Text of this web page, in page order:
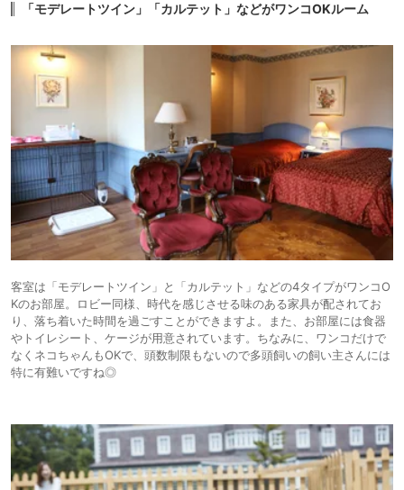
「モデレートツイン」「カルテット」などがワンコOKルーム
客室は「モデレートツイン」と「カルテット」などの4タイプがワンコO
Kのお部屋。ロビー同様、時代を感じさせる味のある家具が配されてお
り、落ち着いた時間を過ごすことができますよ。また、お部屋には食器
やトイレシート、ケージが用意されています。ちなみに、ワンコだけで
なくネコちゃんもOKで、頭数制限もないので多頭飼いの飼い主さんには
特に有難いですね◎